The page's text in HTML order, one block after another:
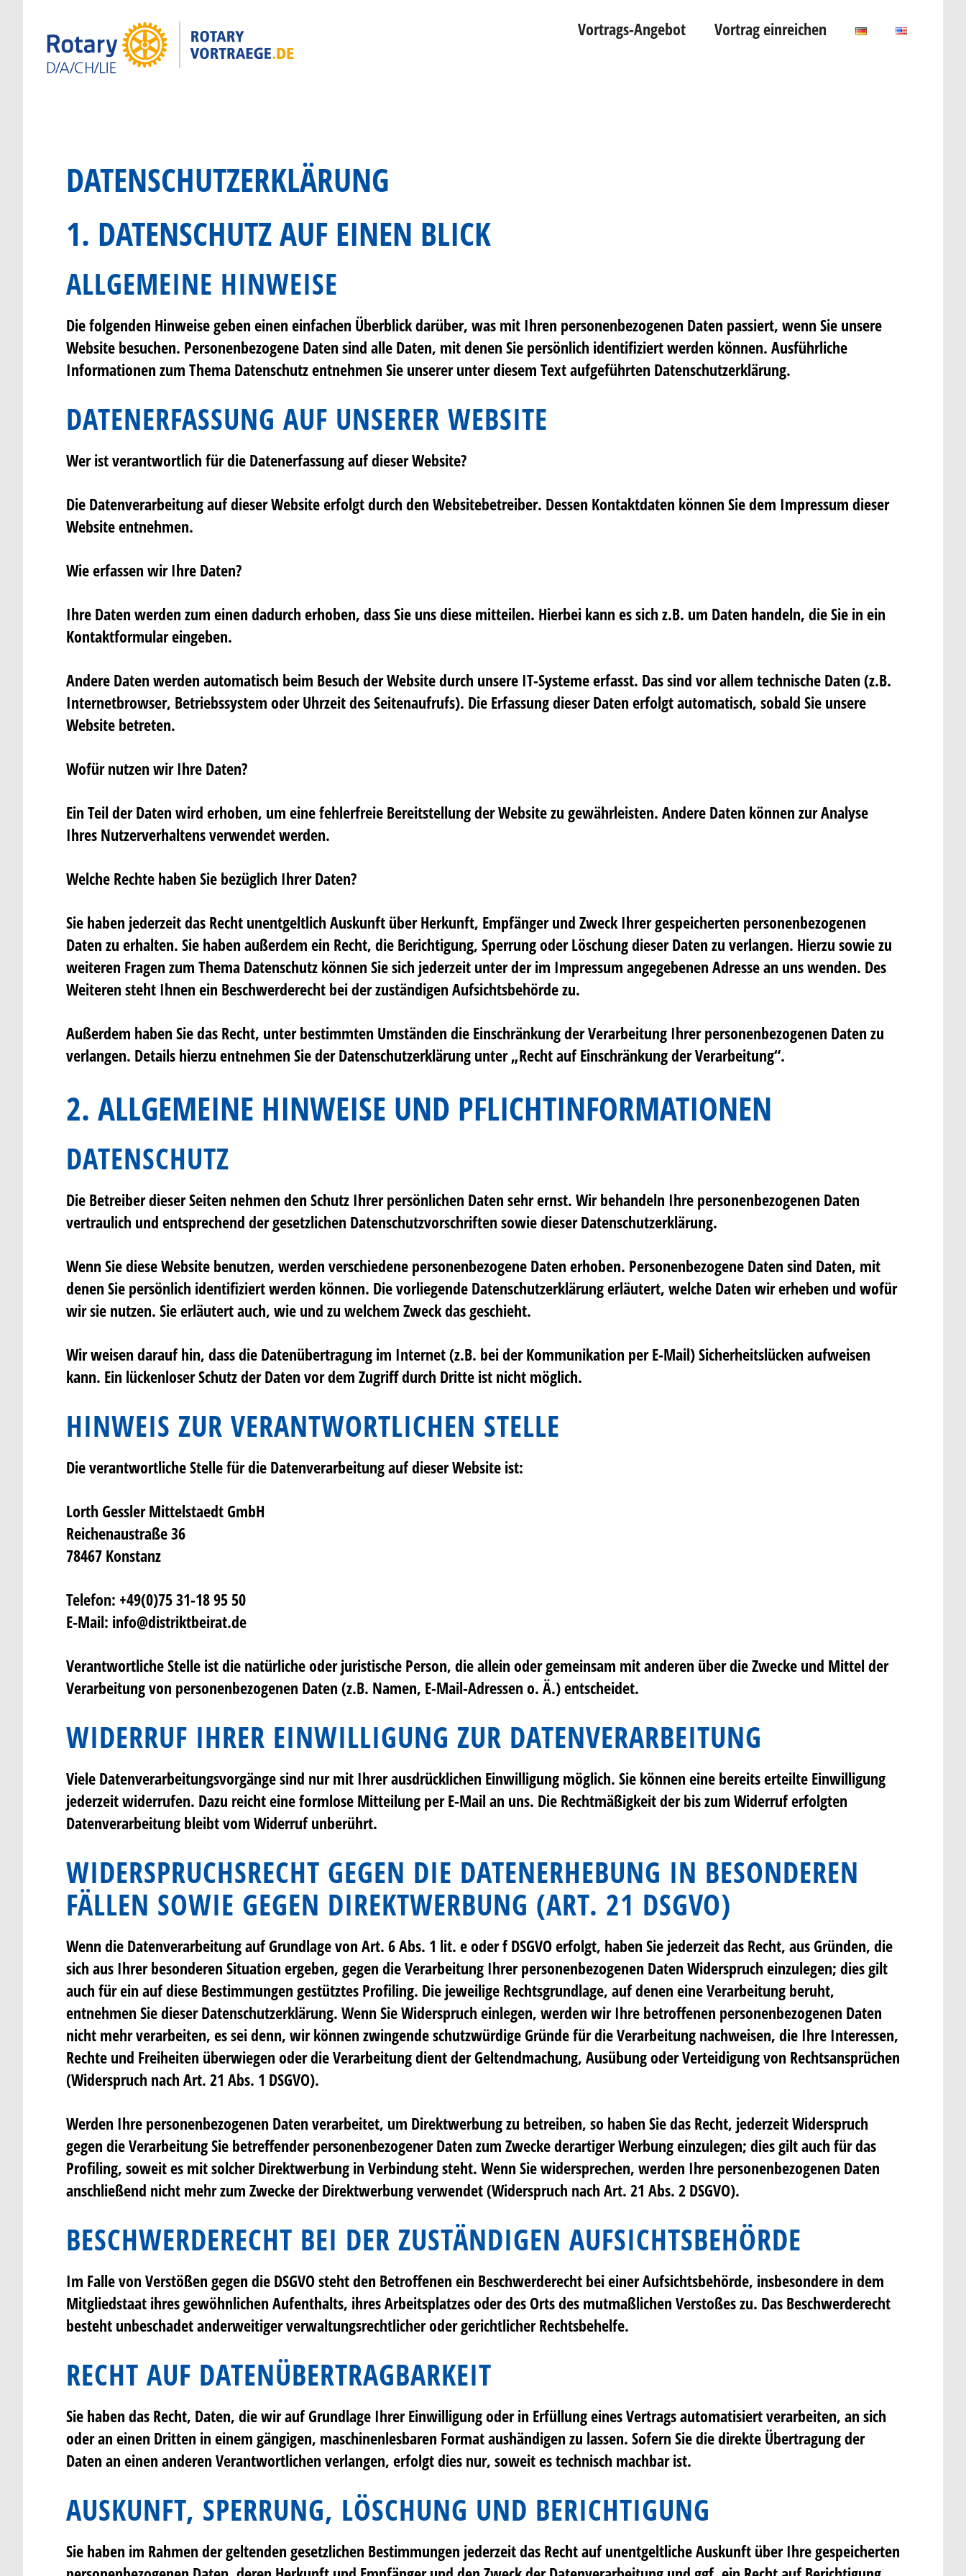
Vortrags-Angebot Vortrag einreichen
DATENSCHUTZERKLÄRUNG
1. DATENSCHUTZ AUF EINEN BLICK
ALLGEMEINE HINWEISE
Die folgenden Hinweise geben einen einfachen Überblick darüber, was mit Ihren personenbezogenen Daten passiert, wenn Sie unsere
Website besuchen. Personenbezogene Daten sind alle Daten, mit denen Sie persönlich identifiziert werden können. Ausführliche
Informationen zum Thema Datenschutz entnehmen Sie unserer unter diesem Text aufgeführten Datenschutzerklärung.
DATENERFASSUNG AUF UNSERER WEBSITE
Wer ist verantwortlich für die Datenerfassung auf dieser Website?
Die Datenverarbeitung auf dieser Website erfolgt durch den Websitebetreiber. Dessen Kontaktdaten können Sie dem Impressum dieser
Website entnehmen.
Wie erfassen wir Ihre Daten?
Ihre Daten werden zum einen dadurch erhoben, dass Sie uns diese mitteilen. Hierbei kann es sich z.B. um Daten handeln, die Sie in ein
Kontaktformular eingeben.
Andere Daten werden automatisch beim Besuch der Website durch unsere IT-Systeme erfasst. Das sind vor allem technische Daten (z.B.
Internetbrowser, Betriebssystem oder Uhrzeit des Seitenaufrufs). Die Erfassung dieser Daten erfolgt automatisch, sobald Sie unsere
Website betreten.
Wofür nutzen wir Ihre Daten?
Ein Teil der Daten wird erhoben, um eine fehlerfreie Bereitstellung der Website zu gewährleisten. Andere Daten können zur Analyse
Ihres Nutzerverhaltens verwendet werden.
Welche Rechte haben Sie bezüglich Ihrer Daten?
Sie haben jederzeit das Recht unentgeltlich Auskunft über Herkunft, Empfänger und Zweck Ihrer gespeicherten personenbezogenen
Daten zu erhalten. Sie haben außerdem ein Recht, die Berichtigung, Sperrung oder Löschung dieser Daten zu verlangen. Hierzu sowie zu
weiteren Fragen zum Thema Datenschutz können Sie sich jederzeit unter der im Impressum angegebenen Adresse an uns wenden. Des
Weiteren steht Ihnen ein Beschwerderecht bei der zuständigen Aufsichtsbehörde zu.
Außerdem haben Sie das Recht, unter bestimmten Umständen die Einschränkung der Verarbeitung Ihrer personenbezogenen Daten zu
verlangen. Details hierzu entnehmen Sie der Datenschutzerklärung unter „Recht auf Einschränkung der Verarbeitung“.
2. ALLGEMEINE HINWEISE UND PFLICHTINFORMATIONEN
DATENSCHUTZ
Die Betreiber dieser Seiten nehmen den Schutz Ihrer persönlichen Daten sehr ernst. Wir behandeln Ihre personenbezogenen Daten
vertraulich und entsprechend der gesetzlichen Datenschutzvorschriften sowie dieser Datenschutzerklärung.
Wenn Sie diese Website benutzen, werden verschiedene personenbezogene Daten erhoben. Personenbezogene Daten sind Daten, mit
denen Sie persönlich identifiziert werden können. Die vorliegende Datenschutzerklärung erläutert, welche Daten wir erheben und wofür
wir sie nutzen. Sie erläutert auch, wie und zu welchem Zweck das geschieht.
Wir weisen darauf hin, dass die Datenübertragung im Internet (z.B. bei der Kommunikation per E-Mail) Sicherheitslücken aufweisen
kann. Ein lückenloser Schutz der Daten vor dem Zugriff durch Dritte ist nicht möglich.
HINWEIS ZUR VERANTWORTLICHEN STELLE
Die verantwortliche Stelle für die Datenverarbeitung auf dieser Website ist:
Lorth Gessler Mittelstaedt GmbH
Reichenaustraße 36
78467 Konstanz
Telefon: +49(0)75 31-18 95 50
E-Mail: info@distriktbeirat.de
Verantwortliche Stelle ist die natürliche oder juristische Person, die allein oder gemeinsam mit anderen über die Zwecke und Mittel der
Verarbeitung von personenbezogenen Daten (z.B. Namen, E-Mail-Adressen o. Ä.) entscheidet.
WIDERRUF IHRER EINWILLIGUNG ZUR DATENVERARBEITUNG
Viele Datenverarbeitungsvorgänge sind nur mit Ihrer ausdrücklichen Einwilligung möglich. Sie können eine bereits erteilte Einwilligung
jederzeit widerrufen. Dazu reicht eine formlose Mitteilung per E-Mail an uns. Die Rechtmäßigkeit der bis zum Widerruf erfolgten
Datenverarbeitung bleibt vom Widerruf unberührt.
WIDERSPRUCHSRECHT GEGEN DIE DATENERHEBUNG IN BESONDEREN
FÄLLEN SOWIE GEGEN DIREKTWERBUNG (ART. 21 DSGVO)
Wenn die Datenverarbeitung auf Grundlage von Art. 6 Abs. 1 lit. e oder f DSGVO erfolgt, haben Sie jederzeit das Recht, aus Gründen, die
sich aus Ihrer besonderen Situation ergeben, gegen die Verarbeitung Ihrer personenbezogenen Daten Widerspruch einzulegen; dies gilt
auch für ein auf diese Bestimmungen gestütztes Profiling. Die jeweilige Rechtsgrundlage, auf denen eine Verarbeitung beruht,
entnehmen Sie dieser Datenschutzerklärung. Wenn Sie Widerspruch einlegen, werden wir Ihre betroffenen personenbezogenen Daten
nicht mehr verarbeiten, es sei denn, wir können zwingende schutzwürdige Gründe für die Verarbeitung nachweisen, die Ihre Interessen,
Rechte und Freiheiten überwiegen oder die Verarbeitung dient der Geltendmachung, Ausübung oder Verteidigung von Rechtsansprüchen
(Widerspruch nach Art. 21 Abs. 1 DSGVO).
Werden Ihre personenbezogenen Daten verarbeitet, um Direktwerbung zu betreiben, so haben Sie das Recht, jederzeit Widerspruch
gegen die Verarbeitung Sie betreffender personenbezogener Daten zum Zwecke derartiger Werbung einzulegen; dies gilt auch für das
Profiling, soweit es mit solcher Direktwerbung in Verbindung steht. Wenn Sie widersprechen, werden Ihre personenbezogenen Daten
anschließend nicht mehr zum Zwecke der Direktwerbung verwendet (Widerspruch nach Art. 21 Abs. 2 DSGVO).
BESCHWERDERECHT BEI DER ZUSTÄNDIGEN AUFSICHTSBEHÖRDE
Im Falle von Verstößen gegen die DSGVO steht den Betroffenen ein Beschwerderecht bei einer Aufsichtsbehörde, insbesondere in dem
Mitgliedstaat ihres gewöhnlichen Aufenthalts, ihres Arbeitsplatzes oder des Orts des mutmaßlichen Verstoßes zu. Das Beschwerderecht
besteht unbeschadet anderweitiger verwaltungsrechtlicher oder gerichtlicher Rechtsbehelfe.
RECHT AUF DATENÜBERTRAGBARKEIT
Sie haben das Recht, Daten, die wir auf Grundlage Ihrer Einwilligung oder in Erfüllung eines Vertrags automatisiert verarbeiten, an sich
oder an einen Dritten in einem gängigen, maschinenlesbaren Format aushändigen zu lassen. Sofern Sie die direkte Übertragung der
Daten an einen anderen Verantwortlichen verlangen, erfolgt dies nur, soweit es technisch machbar ist.
AUSKUNFT, SPERRUNG, LÖSCHUNG UND BERICHTIGUNG
Sie haben im Rahmen der geltenden gesetzlichen Bestimmungen jederzeit das Recht auf unentgeltliche Auskunft über Ihre gespeicherten